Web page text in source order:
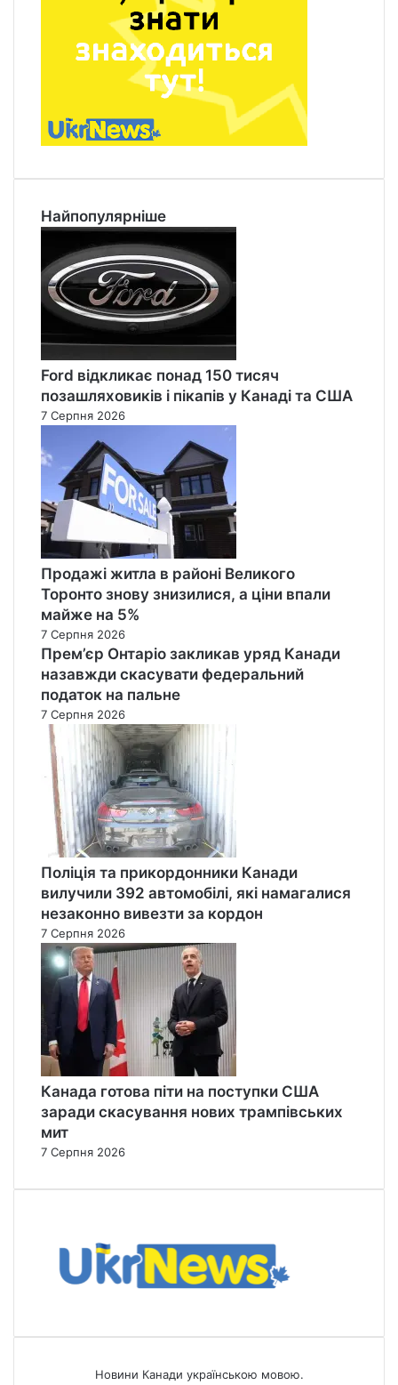
Найпопулярніше
Ford відкликає понад 150 тисяч
позашляховиків і пікапів у Канаді та США
7 Серпня 2026
Продажі житла в районі Великого
Торонто знову знизилися, а ціни впали
майже на 5%
7 Серпня 2026
Прем’єр Онтаріо закликав уряд Канади
назавжди скасувати федеральний
податок на пальне
7 Серпня 2026
Поліція та прикордонники Канади
вилучили 392 автомобілі, які намагалися
незаконно вивезти за кордон
7 Серпня 2026
Канада готова піти на поступки США
заради скасування нових трампівських
мит
7 Серпня 2026
Новини Канади українською мовою.